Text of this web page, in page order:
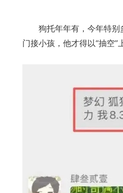
狗托年年有，今年特
门接小孩，他才得以“抽空